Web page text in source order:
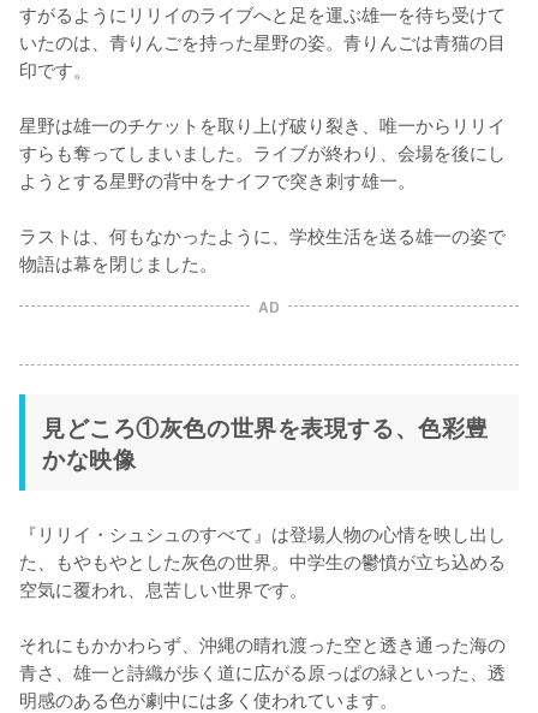
すがるようにリリイのライブへと足を運ぶ雄一を待ち受けて
いたのは、青りんごを持った星野の姿。青りんごは青猫の目
印です。
星野は雄一のチケットを取り上げ破り裂き、唯一からリリイ
すらも奪ってしまいました。ライブが終わり、会場を後にし
ようとする星野の背中をナイフで突き刺す雄一。
ラストは、何もなかったように、学校生活を送る雄一の姿で
物語は幕を閉じました。
AD
見どころ①灰色の世界を表現する、色彩豊
かな映像
『リリイ・シュシュのすべて』は登場人物の心情を映し出し
た、もやもやとした灰色の世界。中学生の鬱憤が立ち込める
空気に覆われ、息苦しい世界です。
それにもかかわらず、沖縄の晴れ渡った空と透き通った海の
青さ、雄一と詩織が歩く道に広がる原っぱの緑といった、透
明感のある色が劇中には多く使われています。